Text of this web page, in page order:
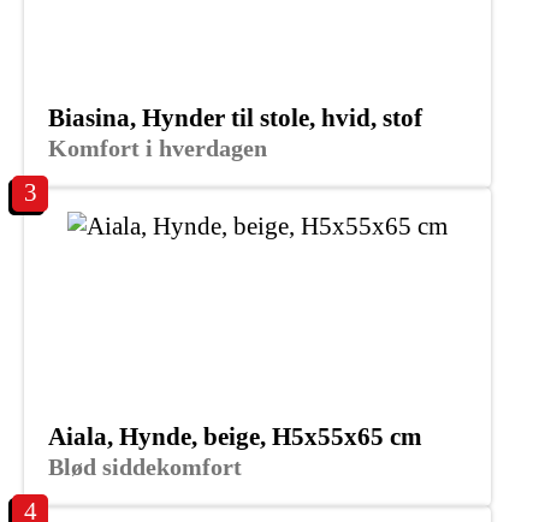
Komfort i hverdagen
Biasina, Hynder til stole, hvid, stof
3
Blød siddekomfort
Aiala, Hynde, beige, H5x55x65 cm
4